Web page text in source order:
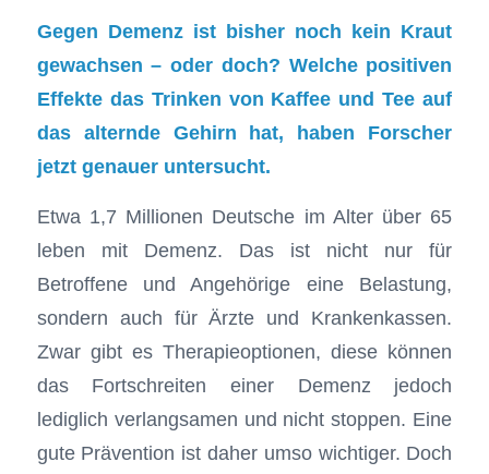
Gegen Demenz ist bisher noch kein Kraut
gewachsen – oder doch? Welche positiven
Effektedas Trinken von Kaffee und Tee auf
das alternde Gehirn hat, haben Forscher
jetzt genauer untersucht.
Etwa 1,7 Millionen Deutsche im Alter über 65
leben mit Demenz. Das ist nicht nur für
Betroffene und Angehörige eine Belastung,
sondern auch für Ärzte und Krankenkassen.
Zwar gibt es Therapieoptionen, diese können
das Fortschreiten einer Demenz jedoch
lediglich verlangsamen und nicht stoppen. Eine
gute Prävention ist daher umso wichtiger. Doch